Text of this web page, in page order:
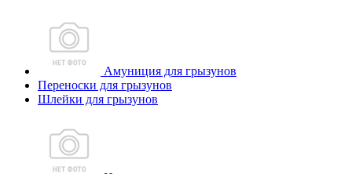
Амуниция для грызунов
Переноски для грызунов
Шлейки для грызунов